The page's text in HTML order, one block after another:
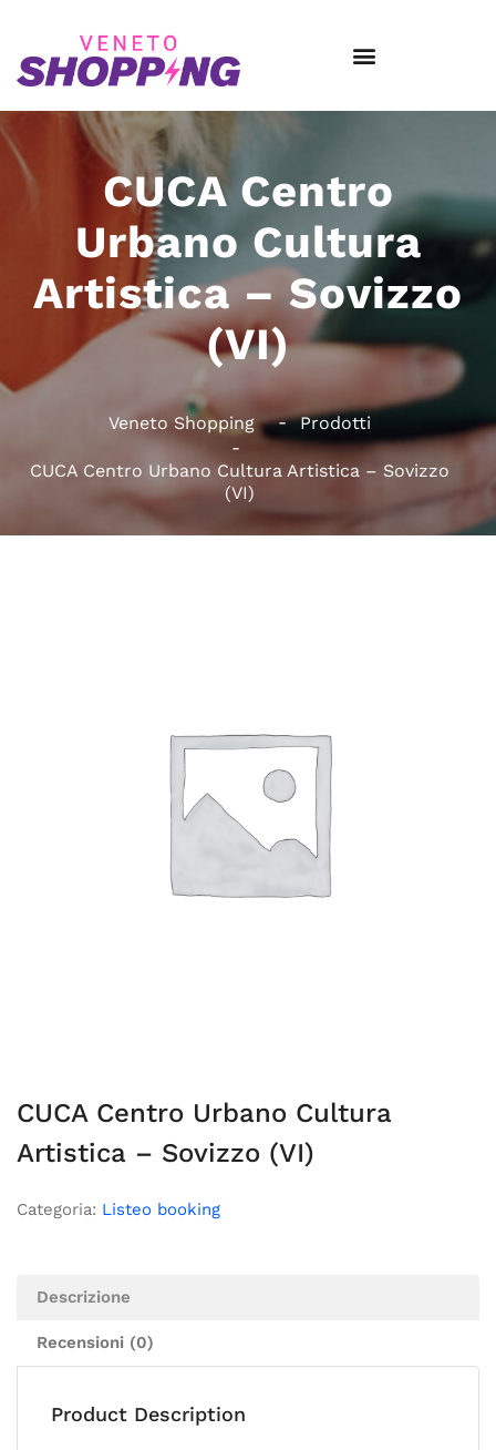
CUCA Centro
Urbano Cultura
Artistica – Sovizzo
(VI)
Veneto Shopping Prodotti
CUCA Centro Urbano Cultura Artistica – Sovizzo
(VI)
CUCA Centro Urbano Cultura
Artistica – Sovizzo (VI)
Categoria: Listeo booking
Descrizione
Recensioni (0)
Product Description